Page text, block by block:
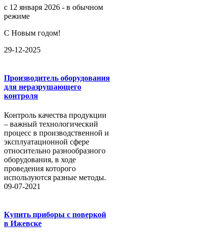
с 12 января 2026 - в обычном
режиме
С Новым годом!
29-12-2025
Производитель оборудования
для неразрушающего
контроля
Контроль качества продукции
– важный технологический
процесс в производственной и
эксплуатационной сфере
относительно разнообразного
оборудования, в ходе
проведения которого
используются разные методы.
09-07-2021
Купить приборы с поверкой
в Ижевске